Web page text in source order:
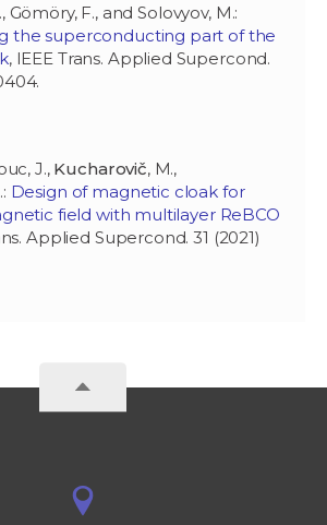
Gömöry, F., and Solovyov, M.:
the superconducting part of the
, IEEE Trans. Applied Supercond.
J., Kucharovič, M.,
Design of magnetic cloak for
field with multilayer ReBCO
Applied Supercond. 31 (2021)